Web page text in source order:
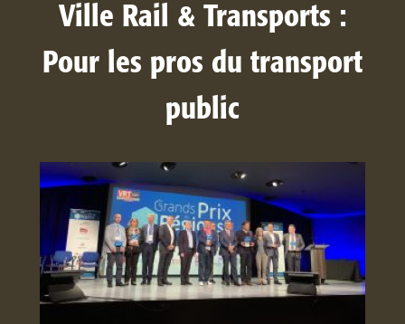
Ville Rail & Transports :
Pour les pros du transport
public